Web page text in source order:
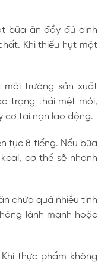
bữa ăn đầy đủ dinh
Khi thiếu hụt một
môi trường sản xuất
trạng thái mệt mỏi,
cơ tai nạn lao động.
tục 8 tiếng. Nếu bữa
cơ thể sẽ nhanh
chứa quá nhiều tinh
lành mạnh hoặc
thực phẩm không